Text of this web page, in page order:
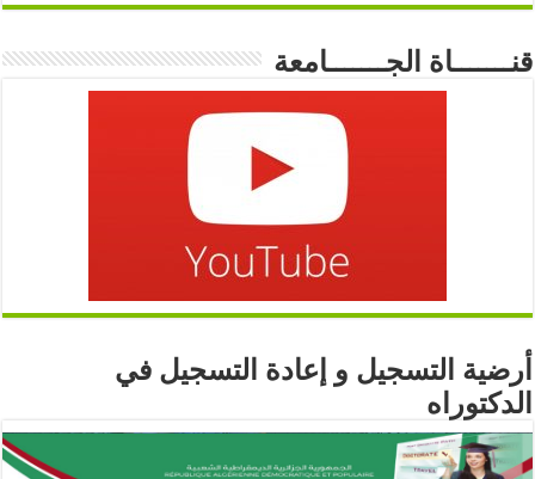
قنـــــــاة الجـــــــامعة
أرضية التسجيل و إعادة التسجيل في
الدكتوراه